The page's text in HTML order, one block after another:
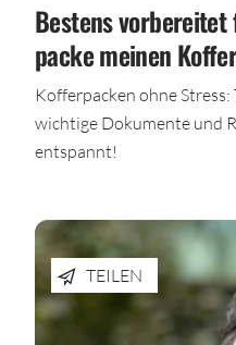
Bestens
packe meinen
Kofferpacken ohne Stress:
wichtige Dokumente und
entspannt!
TEILEN